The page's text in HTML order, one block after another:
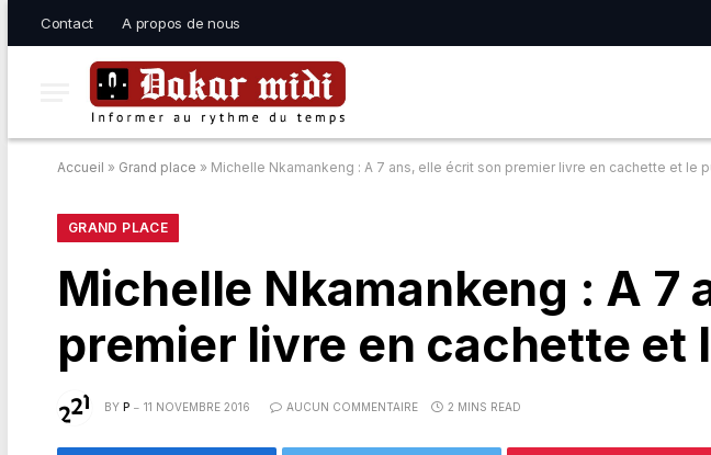
Contact A propos de nous
Accueil » Grand place » Michelle Nkamankeng : A 7 ans, elle écrit son premier livre en cachette et le
GRAND PLACE
Michelle Nkamankeng : A 7
premier livre en cachette et
BY P 11 NOVEMBRE 2016 AUCUN COMMENTAIRE 2 MINS READ